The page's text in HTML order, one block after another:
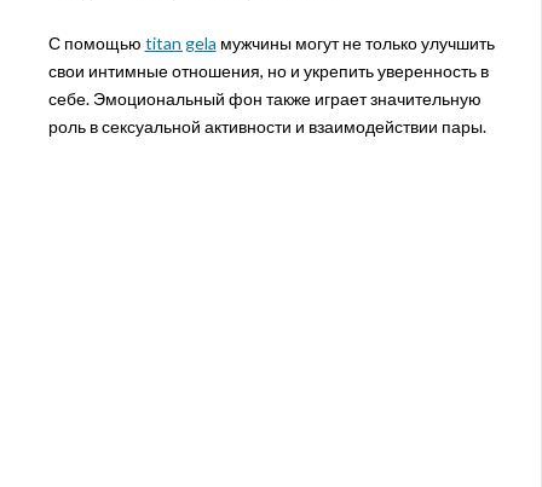
С помощью titan gela мужчины могут не только улучшить
свои интимные отношения, но и укрепить уверенность в
себе. Эмоциональный фон также играет значительную
роль в сексуальной активности и взаимодействии пары.